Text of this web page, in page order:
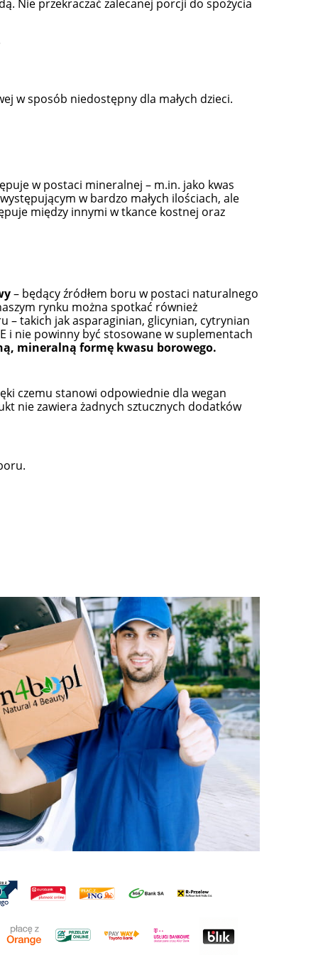
Nie przekraczać zalecanej porcji do spożycia
w sposób niedostępny dla małych dzieci.
w postaci mineralnej – m.in. jako kwas
w bardzo małych ilościach, ale
między innymi w tkance kostnej oraz
– będący źródłem boru w postaci naturalnego
rynku można spotkać również
– takich jak asparaginian, glicynian, cytrynian
i nie powinny być stosowane w suplementach
mineralną formę kwasu borowego.
czemu stanowi odpowiednie dla wegan
nie zawiera żadnych sztucznych dodatków